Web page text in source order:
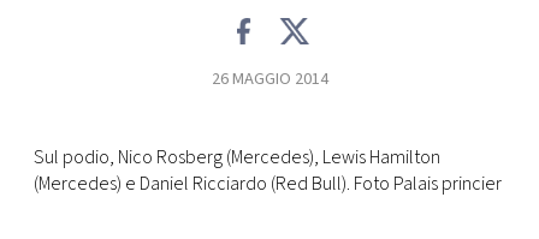
26 MAGGIO 2014
Sul podio, Nico Rosberg (Mercedes), Lewis Hamilton
(Mercedes) e Daniel Ricciardo (Red Bull). Foto Palais princier